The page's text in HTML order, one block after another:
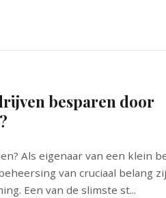
besparen door
Als eigenaar van een klein
van cruciaal belang
Een van de slimste st...